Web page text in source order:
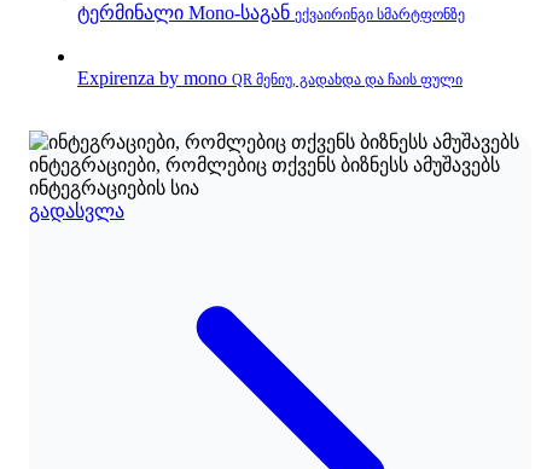
ტერმინალი Mono‑საგან ექვაირინგი სმარტფონზე
Expirenza by mono QR მენიუ, გადახდა და ჩაის ფული
ინტეგრაციები, რომლებიც თქვენს ბიზნესს ამუშავებს
ინტეგრაციების სია
გადასვლა